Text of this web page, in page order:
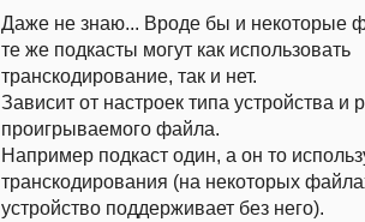
Даже не знаю... Вроде бы и некоторые
те же подкасты могут как использовать
транскодирование, так и нет.
Зависит от настроек типа устройства и
проигрываемого файла.
Например подкаст один, а он то
транскодирования (на некоторых
устройство поддерживает без него).